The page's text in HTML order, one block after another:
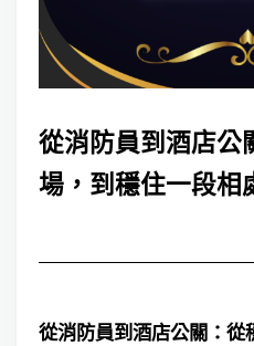
從消防員到酒店公
場，到穩住一段相
從消防員到酒店公關：從